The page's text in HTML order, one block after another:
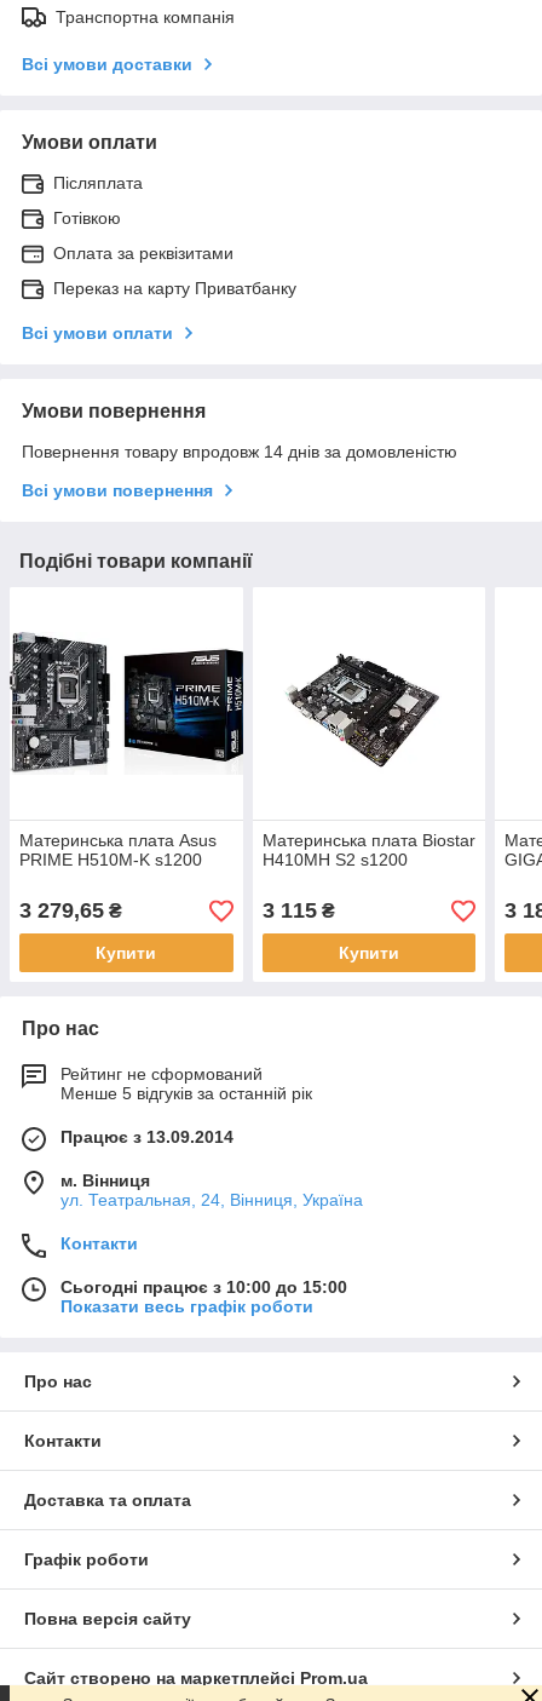
Транспортна компанія
Всі умови доставки
Умови оплати
Післяплата
Готівкою
Оплата за реквізитами
Переказ на карту Приватбанку
Всі умови оплати
Умови повернення
Повернення товару впродовж 14 днів за домовленістю
Всі умови повернення
Подібні товари компанії
Материнська плата Asus
PRIME H510M-K s1200
3 279,65 ₴
Купити
Материнська плата Biostar
H410MH S2 s1200
3 115₴
Купити
3
Про нас
Рейтинг не сформований
Менше 5 відгуків за останній рік
Працює з 13.09.2014
м. Вінниця
ул. Театральная, 24, Вінниця, Україна
Контакти
Сьогодні працює з 10:00 до 15:00
Показати весь графік роботи
Про нас
Контакти
Доставка та оплата
Графік роботи
Повна версія сайту
Сайт створено на маркетплейсі Prom.ua